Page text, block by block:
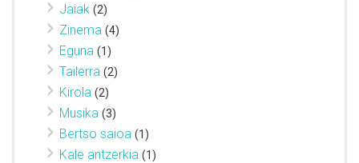
Jaiak (2)
Zinema (4)
Eguna (1)
Tailerra (2)
Kirola (2)
Musika (3)
Bertso saioa (1)
Kale antzerkia (1)